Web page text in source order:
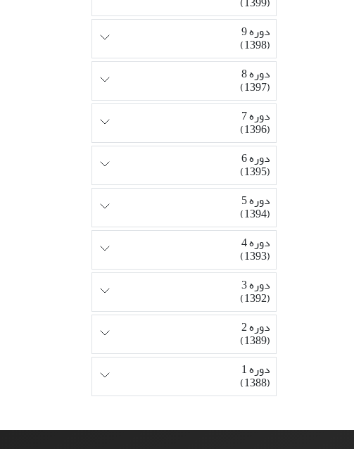
دوره 9
(1398)
دوره 8
(1397)
دوره 7
(1396)
دوره 6
(1395)
دوره 5
(1394)
دوره 4
(1393)
دوره 3
(1392)
دوره 2
(1389)
دوره 1
(1388)